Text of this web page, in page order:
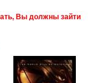
Вы должны зайти